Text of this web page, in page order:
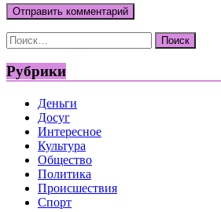
Найти:
Рубрики
Деньги
Досуг
Интересное
Культура
Общество
Политика
Происшествия
Спорт